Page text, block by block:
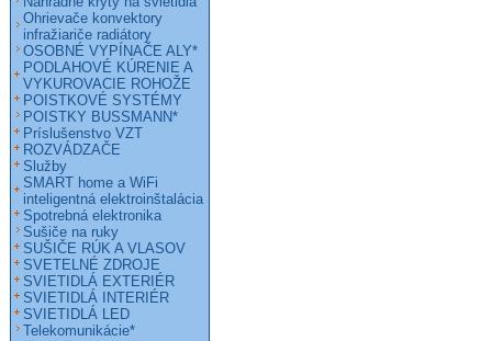
Ohrievače konvektory
infražiariče radiátory
OSOBNÉ VYPÍNAČE ALY*
PODLAHOVÉ KÚRENIE A
VYKUROVACIE ROHOŽE
POISTKOVÉ SYSTÉMY
POISTKY BUSSMANN*
Príslušenstvo VZT
ROZVÁDZAČE
Služby
SMART home a WiFi
inteligentná elektroinštalácia
Spotrebná elektronika
Sušiče na ruky
SUŠIČE RÚK A VLASOV
SVETELNÉ ZDROJE
SVIETIDLÁ EXTERIÉR
SVIETIDLÁ INTERIÉR
SVIETIDLÁ LED
Telekomunikácie*